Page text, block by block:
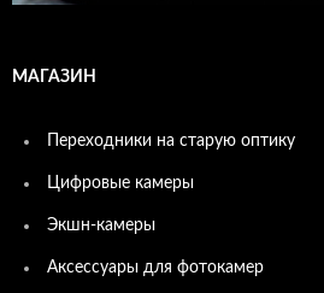
МАГАЗИН
Переходники на старую оптику
Цифровые камеры
Экшн-камеры
Аксессуары для фотокамер